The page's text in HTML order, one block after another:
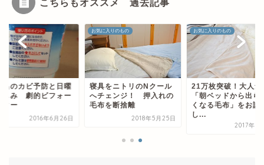
こちらもオススメ 過去記事
カビ予防と日曜
劇的ビフォー
2016年6月26日
お気に入りのもの
寝具をニトリのNクール
へチェンジ！ 押入れの
毛布を断捨離
2018年5月25日
お気に入りのもの
21万枚突破！大人気の
「朝ベッドから出られな
くなる毛布」をお試し
し...
2017年11月2